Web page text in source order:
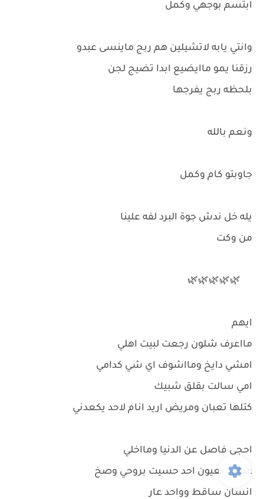
ابتسم بوجهي وكمل
وانتي يابه لاتشيلين هم ربج ماينسى عبدو
رزقنا يمو ماايضيع ابدا تضيج لجن
بلحظه ربج يفرجها
ونعم بالله
جاوبتو كام وكمل
يله خل ندش جوة البرد لفه علينا
من وكت
🌿🌿🌿🌿🌿
ايهم
مااعرف شلون رجعت لبيت اهلي
امشي دايخ ومااشوف اي شي كدامي
امي سالت بقلق شبيك
كتلها تعبان ومريض اريد انام لاحد يكعدني
احجي فاصل عن الدنيا ومااخلي
عيوني بعيون احد حسيت بروحي وصخ
انسان ساقط وواحد عار